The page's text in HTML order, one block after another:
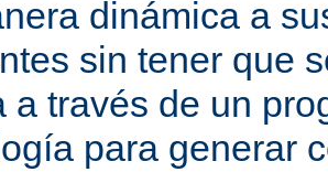
dinámica a
sin tener que
a través de un
para generar